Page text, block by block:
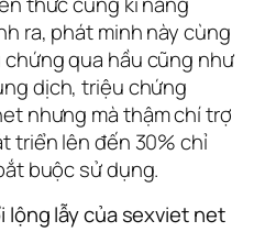
ra, phát minh này cùng
qua hầu cũng như
dịch, triệu chứng
nhưng mà thậm chí trợ
triển lên đến 30% chỉ
buộc sử dụng.
lộng lẫy của sexviet net